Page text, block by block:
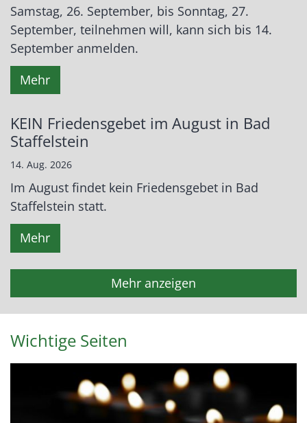
Samstag, 26. September, bis Sonntag, 27.
September, teilnehmen will, kann sich bis 14.
September anmelden.
Mehr
KEIN Friedensgebet im August in Bad
Staffelstein
14. Aug. 2026
Im August findet kein Friedensgebet in Bad
Staffelstein statt.
Mehr
Mehr anzeigen
Wichtige Seiten